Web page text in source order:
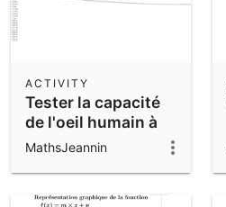
Tester la capacité
de l'oeil humain à
distinguer un
ACTIVITY
MathsJeannin